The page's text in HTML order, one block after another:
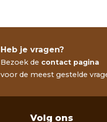
Heb je vragen?
Bezoek de contact pagina
voor de meest gestelde
Volg ons